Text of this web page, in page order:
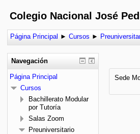
Colegio Nacional José
Página Principal ► Cursos ►
Sede
Navegación
Página Principal
Cursos
Bachillerato Modular
por Tutoría
Salas Zoom
Preuniversitario